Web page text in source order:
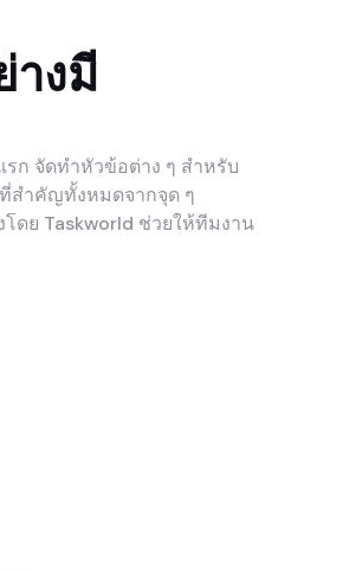
างมี
ก จัดทำหัวข้อต่าง ๆ สำหรับ
สำคัญทั้งหมดจากจุด ๆ
ดย Taskworld ช่วยให้ทีมงาน